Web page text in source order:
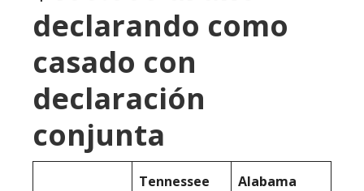
declarando como
casado con
declaración
conjunta
Tennessee Alabama